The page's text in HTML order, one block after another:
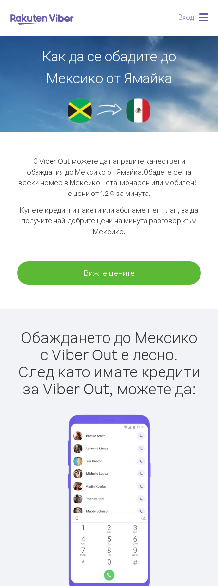
Вход
Как да се обадите до
Мексико от Ямайка
С Viber Out можете да направите качествени
обаждания до Мексико от Ямайка.Обадете се на
всеки номер в Мексико - стационарен или мобилен! -
с цени от 1.2 ¢ за минута.
Купете кредитни пакети или абонаментен план, за да
получите най-добрите цени на минута разговор към
Мексико.
Вижте цените
Обаждането до Мексико
с Viber Out е лесно.
След като имате кредити
за Viber Out, можете да: